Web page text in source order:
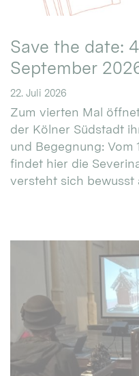
Save the date:
September
22. Juli 2026
Zum vierten Mal
der Kölner Südstadt
und Begegnung: Vom
findet hier die
versteht sich bewusst